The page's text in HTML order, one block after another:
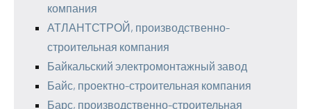
компания
АТЛАНТСТРОЙ, производственно-
строительная компания
Байкальский электромонтажный завод
Байс, проектно-строительная компания
Барс, производственно-строительная